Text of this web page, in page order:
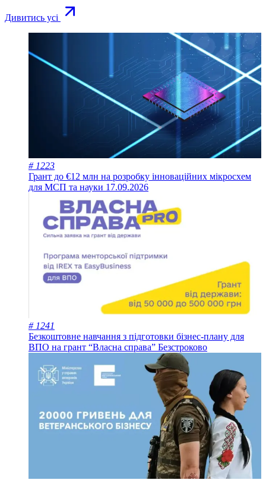
Дивитись усі
# 1223
Грант до €12 млн на розробку інноваційних мікросхем
для МСП та науки 17.09.2026
# 1241
Безкоштовне навчання з підготовки бізнес-плану для
ВПО на грант “Власна справа” Безстроково